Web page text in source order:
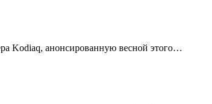
Kodiaq, анонсированную весной этого…